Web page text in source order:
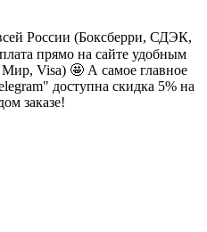
России (Боксберри, СДЭК,
прямо на сайте удобным
Visa) 🤩 А самое главное
доступна скидка 5% на
заказе!